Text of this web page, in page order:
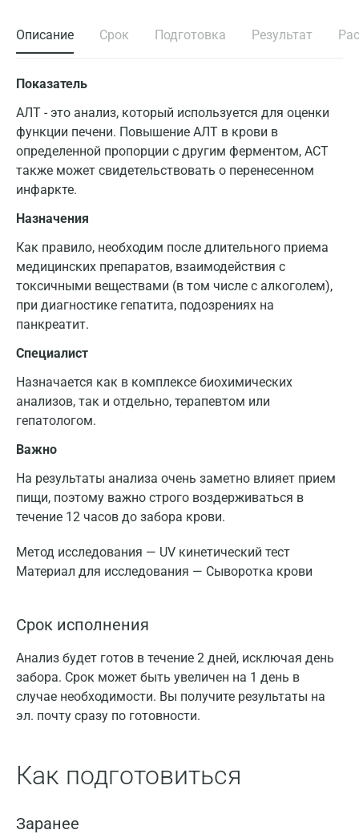
Описание Срок Подготовка Результат
Показатель
АЛТ - это анализ, который используется для оценки
функции печени. Повышение АЛТ в крови в
определенной пропорции с другим ферментом, АСТ
также может свидетельствовать о перенесенном
инфаркте.
Назначения
Как правило, необходим после длительного приема
медицинских препаратов, взаимодействия с
токсичными веществами (в том числе с алкоголем),
при диагностике гепатита, подозрениях на
панкреатит.
Специалист
Назначается как в комплексе биохимических
анализов, так и отдельно, терапевтом или
гепатологом.
Важно
На результаты анализа очень заметно влияет прием
пищи, поэтому важно строго воздерживаться в
течение 12 часов до забора крови.
Метод исследования — UV кинетический тест
Материал для исследования — Сыворотка крови
Срок исполнения
Анализ будет готов в течение 2 дней, исключая день
забора. Срок может быть увеличен на 1 день в
случае необходимости. Вы получите результаты на
эл. почту сразу по готовности.
Как подготовиться
Заранее